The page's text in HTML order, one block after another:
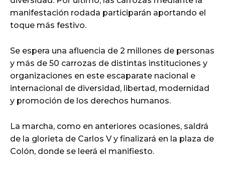
manifestación rodada participarán aportando el
toque más festivo.
Se espera una afluencia de 2 millones de personas
y más de 50 carrozas de distintas instituciones y
organizaciones en este escaparate nacional e
internacional de diversidad, libertad, modernidad
y promoción de los derechos humanos.
La marcha, como en anteriores ocasiones, saldrá
de la glorieta de Carlos V y finalizará en la plaza de
Colón, donde se leerá el manifiesto.